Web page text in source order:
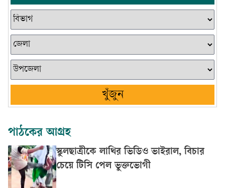
খুঁজুন
পাঠকের আগ্রহ
স্কুলছাত্রীকে লাথির ভিডিও ভাইরাল, বিচার
চেয়ে টিসি পেল ভুক্তভোগী